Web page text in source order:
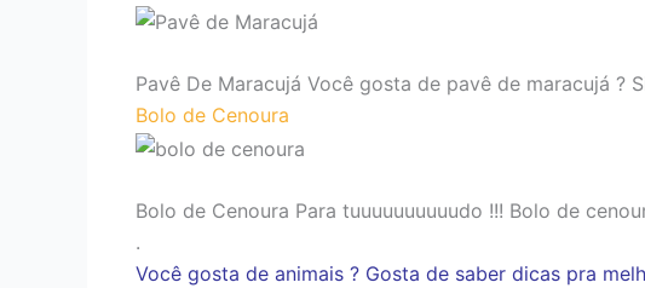
Pavê De Maracujá Você gosta de pavê de maracujá ?
Bolo de Cenoura
Bolo de Cenoura Para tuuuuuuuuuudo !!! Bolo de
.
Você gosta de animais ? Gosta de saber dicas pra